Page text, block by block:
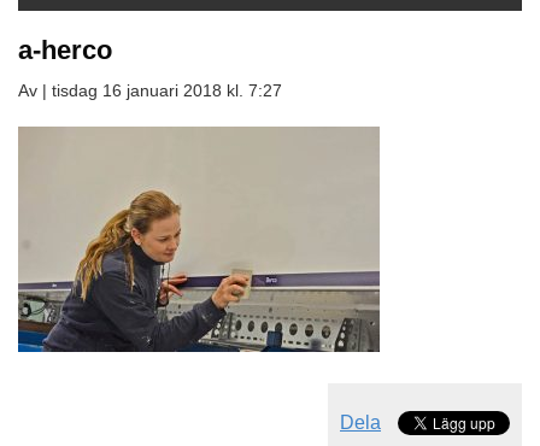
a-herco
Av | tisdag 16 januari 2018 kl. 7:27
Dela